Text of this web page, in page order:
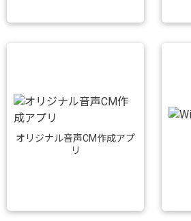
オリジナル音声CM作成アプ
リ